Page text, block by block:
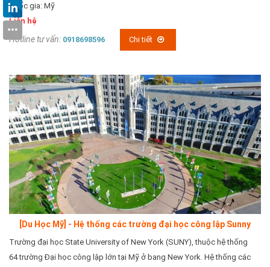
Quốc gia: Mỹ
Liên hệ
Hotline tư vấn: 0918698596 Chi tiết
[Du Học Mỹ] - Hệ thống các trường đại học công lập Sunny
Trường đại học State University of New York (SUNY), thuộc hệ thống
64 trường Đại học công lập lớn tại Mỹ ở bang New York. Hệ thống các